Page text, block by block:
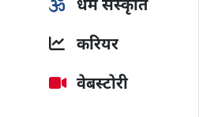
धर्म संस्कृति
करियर
वेबस्टोरी